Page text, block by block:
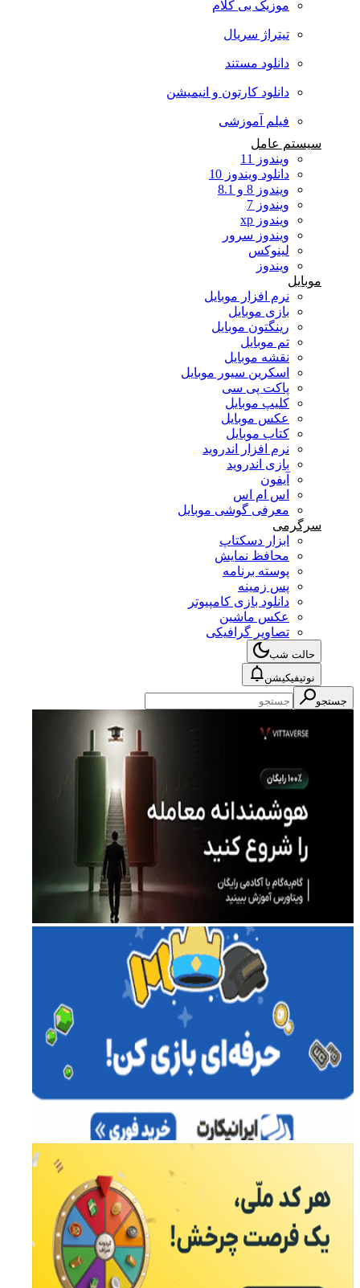
موزیک بی کلام
تیتراژ سریال
دانلود مستند
دانلود کارتون و انیمیشن
فیلم آموزشی
سیستم عامل
ویندوز 11
دانلود ویندوز 10
ویندوز 8 و 8.1
ویندوز 7
ویندوز xp
ویندوز سرور
لینوکس
ویندوز
موبایل
نرم افزار موبایل
بازی موبایل
رینگتون موبایل
تم موبایل
نقشه موبایل
اسکرین سیور موبایل
پاکت پی سی
کلیپ موبایل
عکس موبایل
کتاب موبایل
نرم افزار اندروید
بازی اندروید
آیفون
اس ام اس
معرفی گوشی موبایل
سرگرمی
ابزار دسکتاپ
محافظ نمایش
پوسته برنامه
پس زمینه
دانلود بازی کامپیوتر
عکس ماشین
تصاویر گرافیکی
حالت شب
نوتیفیکیشن
جستجو